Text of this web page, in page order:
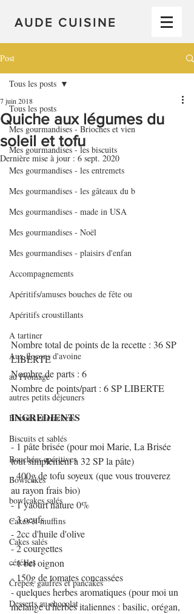
AUDE CUISINE
Post
Tous les posts
Mes gourmandises - Brioches et vien
Mes gourmandises - les biscuits
Mes gourmandises - les entremets
Mes gourmandises - les gâteaux du b
Mes gourmandises - made in USA
Mes gourmandises - Noël
Mes gourmandises - plaisirs d'enfan
Accompagnements
Apéritifs/amuses bouches de fête ou
Apéritifs croustillants
A tartiner
Aux flocons d'avoine
au Fromage
autres petits déjeuners
Biscuits et crackers
Biscuits et sablés
Bouchées apéritives
Bowlcakes
bowlcakes salés
Cakes et muffins
Cakes salés
céréales
Crêpes, gaufres et pancakes
Desserts au chocolat
Tous les posts
Quiche aux légumes du
soleil et tofu
7 juin 2018
Dernière mise à jour : 6 sept. 2020
Nombre total de points de la recette : 36 SP
LIBERTE
Nombre de parts : 6
Nombre de points/part : 6 SP LIBERTE
INGREDIENTS
- 1 pâte brisée (pour moi Marie, La Brisée
tout simplement à 32 SP la pâte)
- 400g de tofu soyeux (que vous trouverez
au rayon frais bio)
- 1 yaourt nature 0%
- 3 oeufs
- 2cc d'huile d'olive
- 2 courgettes
- 1 bel oignon
- 150g de tomates concassées
- quelques herbes aromatiques (pour moi un
mélange d'herbes italiennes : basilic, orégan,